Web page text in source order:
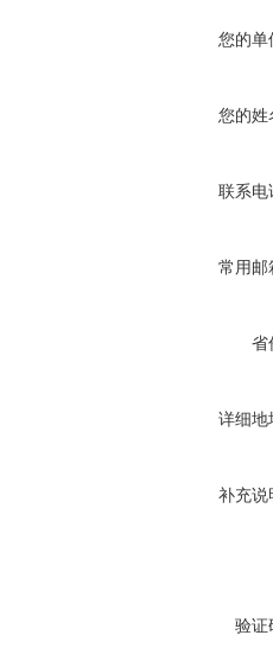
您的单
您的姓
联系电
常用邮
省
详细地
补充说
验证